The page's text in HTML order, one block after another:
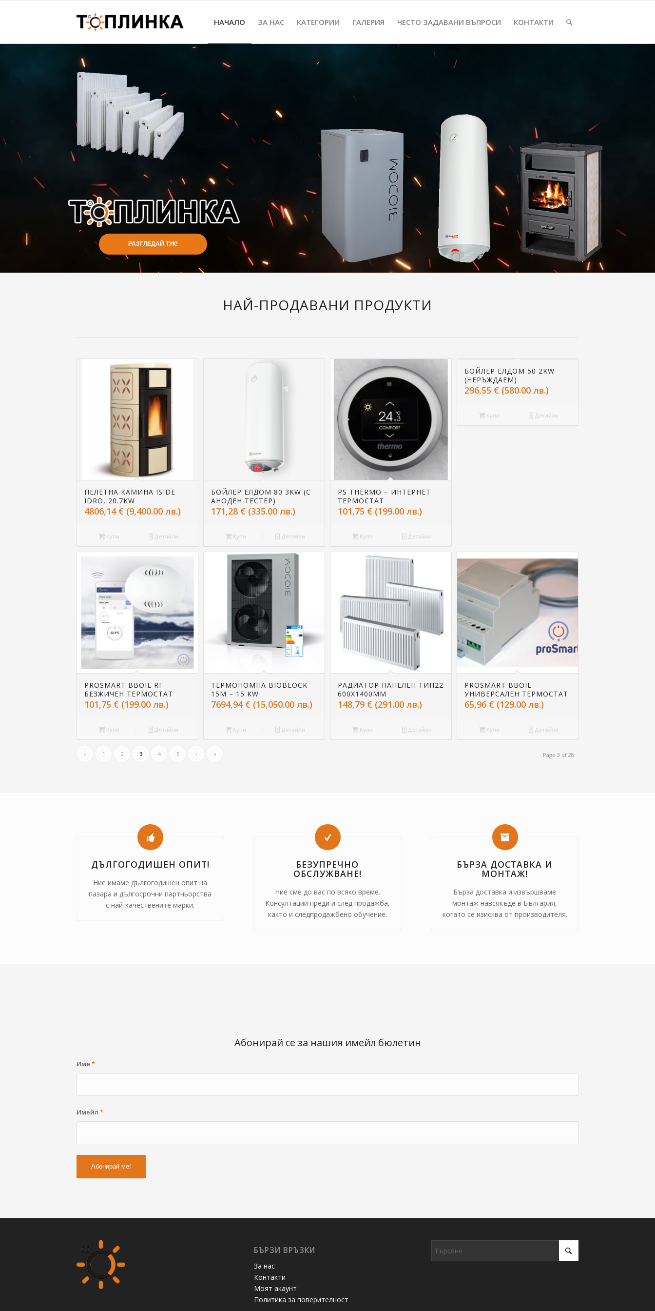
НАЧАЛО ЗА НАС КАТЕГОРИИ ГАЛЕРИЯ ЧЕСТО ЗАДАВАНИ ВЪПРОСИ КОНТАКТИ
РАЗГЛЕДАЙ ТУК!
НАЙ-ПРОДАВАНИ ПРОДУКТИ
ПЕЛЕТНА КАМИНА ISIDE
IDRO, 20.7KW
4806,14 € (9,400.00 лв.)
Купи Детайли
БОЙЛЕР ЕЛДОМ 80 3KW (С
АНОДЕН ТЕСТЕР)
171,28 € (335.00 лв.)
Купи Детайли
PS THERMO – ИНТЕРНЕТ
ТЕРМОСТАТ
101,75 € (199.00 лв.)
Купи Детайли
БОЙЛЕР ЕЛДОМ 50 2KW
(НЕРЪЖДАЕМ)
296,55 € (580.00 лв.)
Купи Детайли
PROSMART BBOIL RF
БЕЗЖИЧЕН ТЕРМОСТАТ
101,75 € (199.00 лв.)
Купи Детайли
ТЕРМОПОМПА BIOBLOCK
15M – 15 KW
7694,94 € (15,050.00 лв.)
Купи Детайли
РАДИАТОР ПАНЕЛЕН ТИП22
600Х1400ММ
148,79 € (291.00 лв.)
Купи Детайли
PROSMART BBOIL –
УНИВЕРСАЛЕН ТЕРМОСТАТ
65,96 € (129.00 лв.)
Купи Детайли
Page 3 of 28
‹ 1 2 3 4 5 › »
ДЪЛГОГОДИШЕН ОПИТ!
Ние имаме дългогодишен опит на
пазара и дългосрочни партньорства
с най-качествените марки.
БЕЗУПРЕЧНО
ОБСЛУЖВАНЕ!
Ние сме до вас по всяко време.
Консултации преди и след продажба,
както и следпродажбено обучение.
БЪРЗА ДОСТАВКА И
МОНТАЖ!
Бърза доставка и извършваме
монтаж навсякъде в България,
когато се изисква от производителя.
Абонирай се за нашия имейл бюлетин
Име *
Имейл *
БЪРЗИ ВРЪЗКИ
За нас
Контакти
Моят акаунт
Политика за поверителност